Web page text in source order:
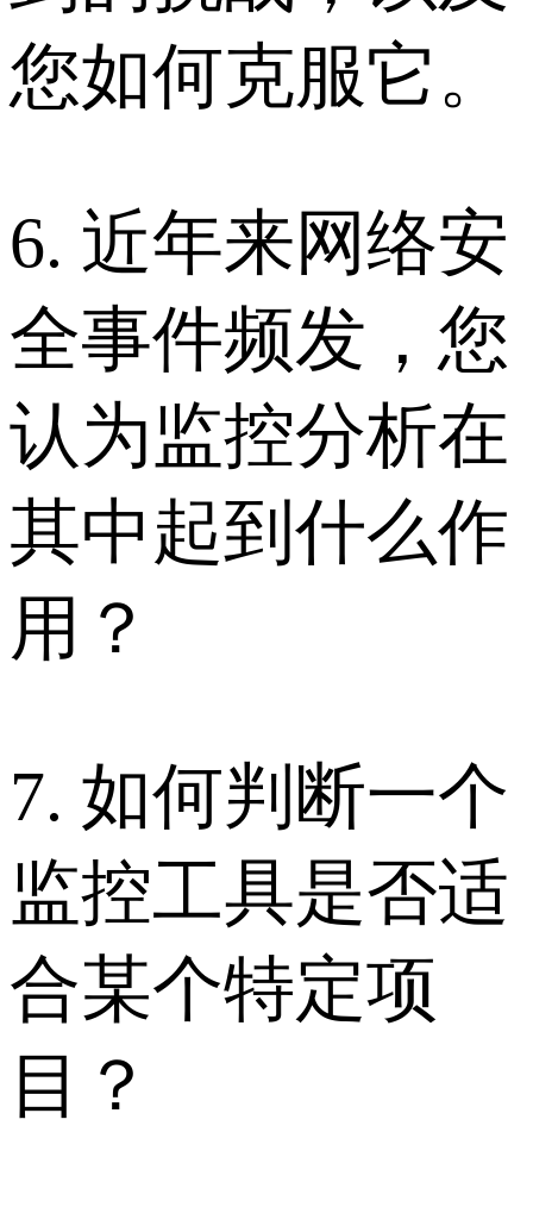
您如何克服它。
6. 近年来网络安
全事件频发，您
认为监控分析在
其中起到什么作
用？
7. 如何判断一个
监控工具是否适
合某个特定项
目？